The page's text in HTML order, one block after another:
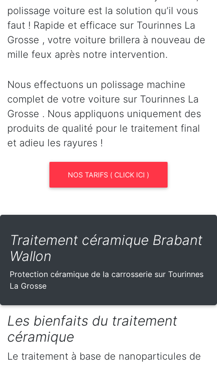
polissage voiture est la solution qu’il vous
faut ! Rapide et efficace sur Tourinnes La
Grosse , votre voiture brillera à nouveau de
mille feux après notre intervention.
Nous effectuons un polissage machine
complet de votre voiture sur Tourinnes La
Grosse . Nous appliquons uniquement des
produits de qualité pour le traitement final
et adieu les rayures !
NOS TARIFS ( CLICK ICI )
Traitement céramique Brabant
Wallon
Protection céramique de la carrosserie sur Tourinnes
La Grosse
Les bienfaits du traitement
céramique
Le traitement à base de nanoparticules de